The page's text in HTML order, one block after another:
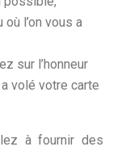
l’on vous a
sur l’honneur
volé votre carte
à fournir des